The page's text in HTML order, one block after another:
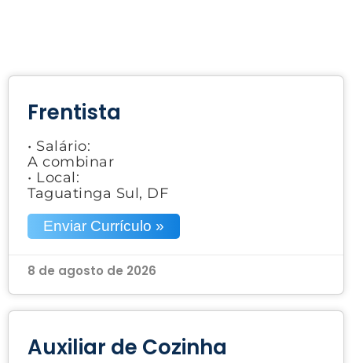
Frentista
• Salário:
A combinar
• Local:
Taguatinga Sul, DF
Enviar Currículo »
8 de agosto de 2026
Auxiliar de Cozinha